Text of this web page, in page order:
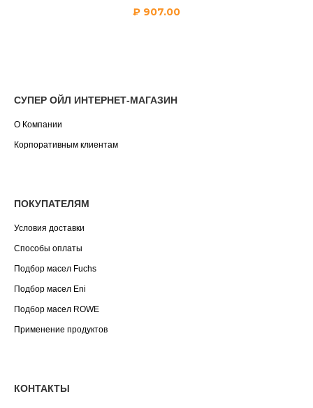
₽ 907.00
СУПЕР ОЙЛ ИНТЕРНЕТ-МАГАЗИН
О Компании
Корпоративным клиентам
ПОКУПАТЕЛЯМ
Условия доставки
Способы оплаты
Подбор масел Fuchs
Подбор масел Eni
Подбор масел ROWE
Применение продуктов
КОНТАКТЫ